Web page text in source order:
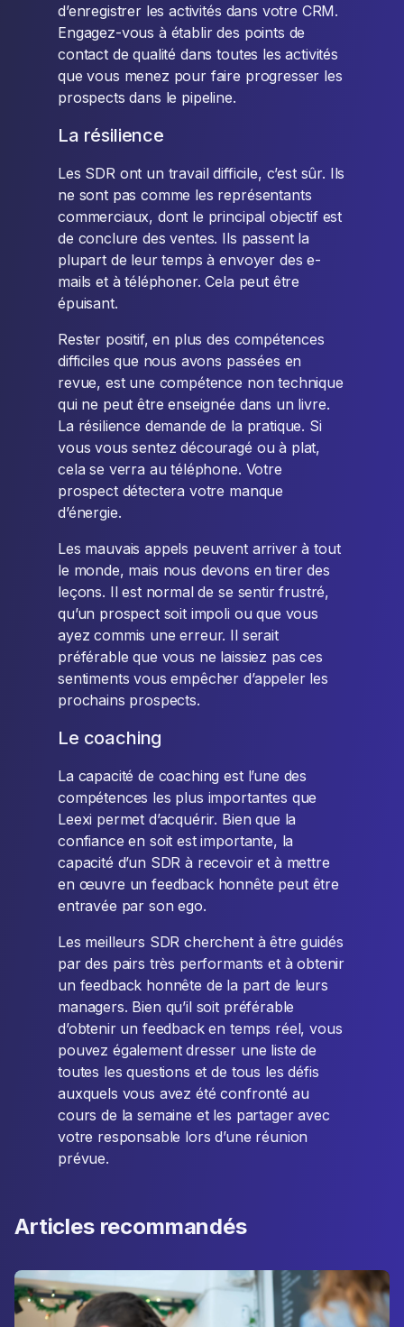
d’enregistrer les activités dans votre CRM.
Engagez-vous à établir des points de
contact de qualité dans toutes les activités
que vous menez pour faire progresser les
prospects dans le pipeline.
La résilience
Les SDR ont un travail difficile, c’est sûr. Ils
ne sont pas comme les représentants
commerciaux, dont le principal objectif est
de conclure des ventes. Ils passent la
plupart de leur temps à envoyer des e-
mails et à téléphoner. Cela peut être
épuisant.
Rester positif, en plus des compétences
difficiles que nous avons passées en
revue, est une compétence non technique
qui ne peut être enseignée dans un livre.
La résilience demande de la pratique. Si
vous vous sentez découragé ou à plat,
cela se verra au téléphone. Votre
prospect détectera votre manque
d’énergie.
Les mauvais appels peuvent arriver à tout
le monde, mais nous devons en tirer des
leçons. Il est normal de se sentir frustré,
qu’un prospect soit impoli ou que vous
ayez commis une erreur. Il serait
préférable que vous ne laissiez pas ces
sentiments vous empêcher d’appeler les
prochains prospects.
Le coaching
La capacité de coaching est l’une des
compétences les plus importantes que
Leexi permet d’acquérir. Bien que la
confiance en soit est importante, la
capacité d’un SDR à recevoir et à mettre
en œuvre un feedback honnête peut être
entravée par son ego.
Les meilleurs SDR cherchent à être guidés
par des pairs très performants et à obtenir
un feedback honnête de la part de leurs
managers. Bien qu’il soit préférable
d’obtenir un feedback en temps réel, vous
pouvez également dresser une liste de
toutes les questions et de tous les défis
auxquels vous avez été confronté au
cours de la semaine et les partager avec
votre responsable lors d’une réunion
prévue.
Articles recommandés